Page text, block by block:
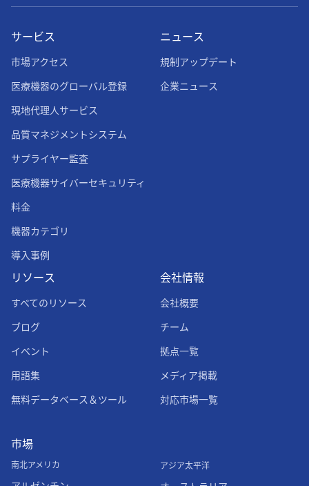
ニュース
規制アップデート
企業ニュース
サービス
市場アクセス
医療機器のグローバル登録
現地代理人サービス
品質マネジメントシステム
サプライヤー監査
医療機器サイバーセキュリティ
料金
機器カテゴリ
導入事例
リソース
すべてのリソース
ブログ
イベント
用語集
無料データベース＆ツール
会社情報
会社概要
チーム
拠点一覧
メディア掲載
対応市場一覧
市場
南北アメリカ アジア太平洋